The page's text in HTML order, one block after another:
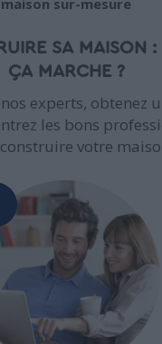
sur-mesure
SA MAISON
ÇA MARCHE ?
nos experts, obtenez
les bons
votre